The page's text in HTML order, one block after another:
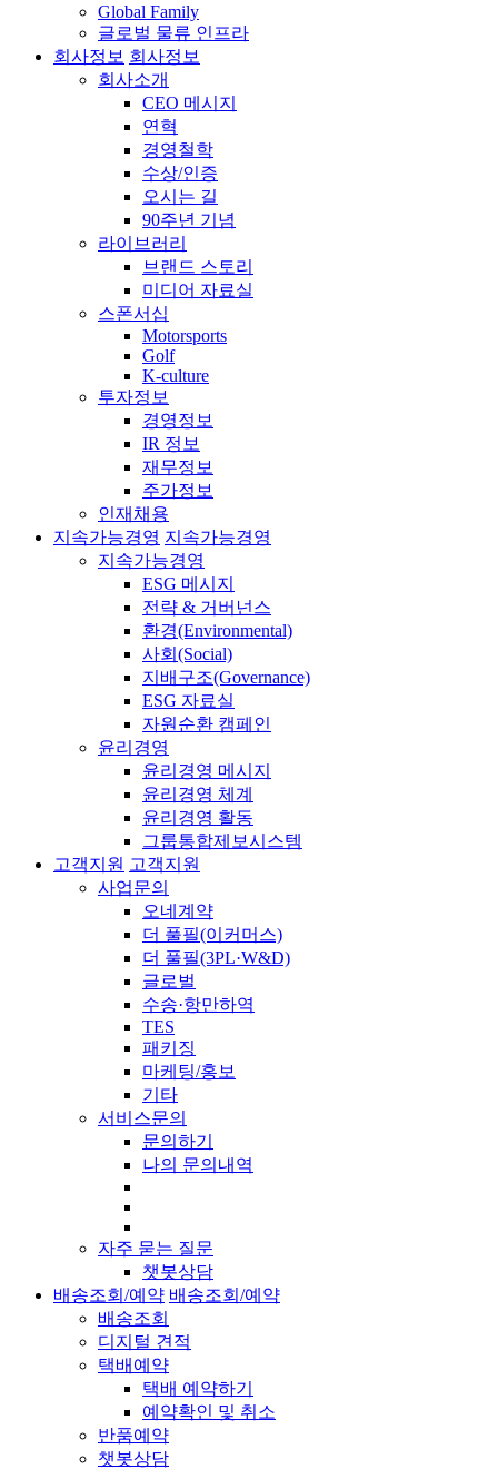
Global Family
글로벌 물류 인프라
회사정보 회사정보
회사소개
CEO 메시지
연혁
경영철학
수상/인증
오시는 길
90주년 기념
라이브러리
브랜드 스토리
미디어 자료실
스폰서십
Motorsports
Golf
K-culture
투자정보
경영정보
IR 정보
재무정보
주가정보
인재채용
지속가능경영 지속가능경영
지속가능경영
ESG 메시지
전략 & 거버넌스
환경(Environmental)
사회(Social)
지배구조(Governance)
ESG 자료실
자원순환 캠페인
윤리경영
윤리경영 메시지
윤리경영 체계
윤리경영 활동
그룹통합제보시스템
고객지원 고객지원
사업문의
오네계약
더 풀필(이커머스)
더 풀필(3PL·W&D)
글로벌
수송·항만하역
TES
패키징
마케팅/홍보
기타
서비스문의
문의하기
나의 문의내역
자주 묻는 질문
챗봇상담
배송조회/예약 배송조회/예약
배송조회
디지털 견적
택배예약
택배 예약하기
예약확인 및 취소
반품예약
챗봇상담